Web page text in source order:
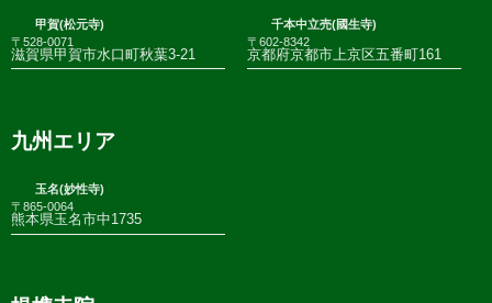
甲賀(松元寺)
〒528-0071
滋賀県甲賀市水口町秋葉3-21
千本中立売(國生寺)
〒602-8342
京都府京都市上京区五番町161
九州エリア
玉名(妙性寺)
〒865-0064
熊本県玉名市中1735